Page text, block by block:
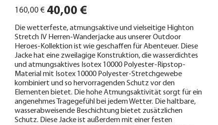
Ursprünglicher
Preis
160,00 € Angebotspreis
40,00 €
Die wetterfeste, atmungsaktive und vielseitige Highton
Stretch IV Herren-Wanderjacke aus unserer Outdoor
Heroes-Kollektion ist wie geschaffen für Abenteuer. Diese
Jacke hat eine zweilagige Konstruktion, die wasserdichtes
und atmungsaktives Isotex 10000 Polyester-Ripstop-
Material mit Isotex 10000 Polyester-Stretchgewebe
kombiniert und so hervorragenden Schutz vor den
Elementen bietet. Die hohe Atmungsaktivität sorgt für ein
angenehmes Tragegefühl bei jedem Wetter. Die haltbare,
wasserabweisende Beschichtung bietet zusätzlichen
Schutz. Diese Jacke ist außerdem mit einer festen